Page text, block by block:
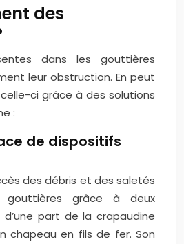
des
dans les gouttières
leur obstruction. En peut
ci grâce à des solutions
:
de dispositifs
des débris et des saletés
grâce à deux
d’une part de la crapaudine
chapeau en fils de fer. Son